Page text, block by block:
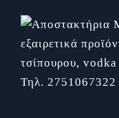
Τηλ. 2751067322